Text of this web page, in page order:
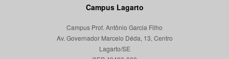
Campus Lagarto
Campus Prof. Antônio Garcia Filho
Av. Governador Marcelo Déda, 13, Centro
Lagarto/SE